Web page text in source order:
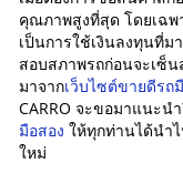
คุณภาพสูงที่สุด โดยเฉพ
เป็นการใช้เงินลงทุนที่ม
สอบสภาพรถก่อนจะเซ็
มาจากเว็บไซต์ขายดีรถ
CARRO จะขอมาแนะน
มือสอง ให้ทุกท่านได้นำ
ใหม่